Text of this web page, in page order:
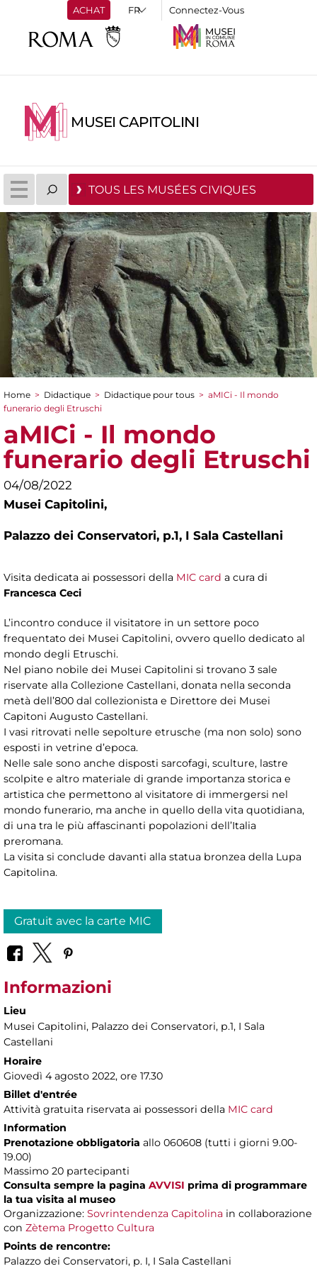
ACHAT Connectez-Vous
MUSEI CAPITOLINI
TOUS LES MUSÉES CIVIQUES
You are here
Home > Didactique > Didactique pour tous > aMICi - Il mondo
funerario degli Etruschi
aMICi - Il mondo
funerario degli Etruschi
04/08/2022
Musei Capitolini,
Palazzo dei Conservatori, p.1, I Sala Castellani
Visita dedicata ai possessori della MIC card a cura di
Francesca Ceci
L’incontro conduce il visitatore in un settore poco
frequentato dei Musei Capitolini, ovvero quello dedicato al
mondo degli Etruschi.
Nel piano nobile dei Musei Capitolini si trovano 3 sale
riservate alla Collezione Castellani, donata nella seconda
metà dell’800 dal collezionista e Direttore dei Musei
Capitoni Augusto Castellani.
I vasi ritrovati nelle sepolture etrusche (ma non solo) sono
esposti in vetrine d’epoca.
Nelle sale sono anche disposti sarcofagi, sculture, lastre
scolpite e altro materiale di grande importanza storica e
artistica che permettono al visitatore di immergersi nel
mondo funerario, ma anche in quello della vita quotidiana,
di una tra le più affascinanti popolazioni dell’Italia
preromana.
La visita si conclude davanti alla statua bronzea della Lupa
Capitolina.
Gratuit avec la carte MIC
Informazioni
Lieu
Musei Capitolini, Palazzo dei Conservatori, p.1, I Sala
Castellani
Horaire
Giovedì 4 agosto 2022, ore 17.30
Billet d'entrée
Attività gratuita riservata ai possessori della MIC card
Information
Prenotazione obbligatoria allo 060608 (tutti i giorni 9.00-
19.00)
Massimo 20 partecipanti
Consulta sempre la pagina AVVISI prima di programmare
la tua visita al museo
Organizzazione: Sovrintendenza Capitolina in collaborazione
con Zètema Progetto Cultura
Points de rencontre:
Palazzo dei Conservatori, p. I, I Sala Castellani